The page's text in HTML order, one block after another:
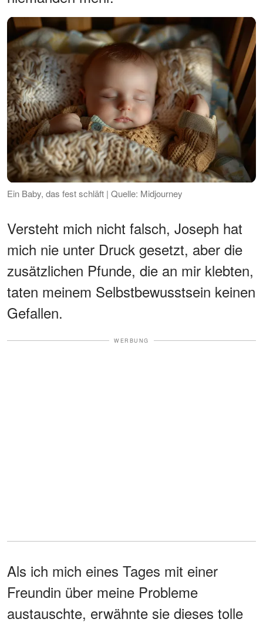
Ein Baby, das fest schläft | Quelle: Midjourney
Versteht mich nicht falsch, Joseph hat
mich nie unter Druck gesetzt, aber die
zusätzlichen Pfunde, die an mir klebten,
taten meinem Selbstbewusstsein keinen
Gefallen.
WERBUNG
Als ich mich eines Tages mit einer
Freundin über meine Probleme
austauschte, erwähnte sie dieses tolle